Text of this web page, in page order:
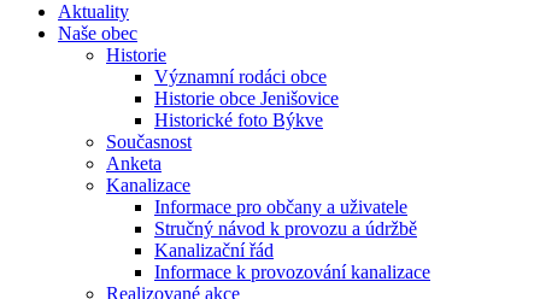
Aktuality
Naše obec
Historie
Významní rodáci obce
Historie obce Jenišovice
Historické foto Býkve
Současnost
Anketa
Kanalizace
Informace pro občany a uživatele
Stručný návod k provozu a údržbě
Kanalizační řád
Informace k provozování kanalizace
Realizované akce